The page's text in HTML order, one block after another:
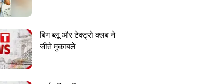
बिग ब्लू और टेक्ट्रो क्लब ने
जीते मुकाबले